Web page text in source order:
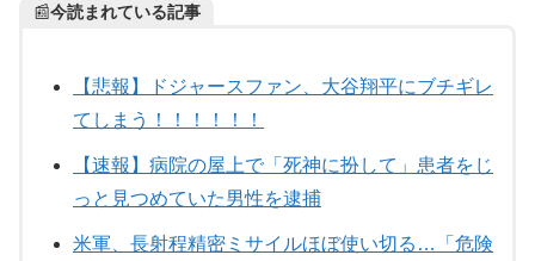
📰今読まれている記事
【悲報】ドジャースファン、大谷翔平にブチギレ
てしまう！！！！！！
【速報】病院の屋上で「死神に扮して」患者をじ
っと見つめていた男性を逮捕
米軍、長射程精密ミサイルほぼ使い切る…「危険